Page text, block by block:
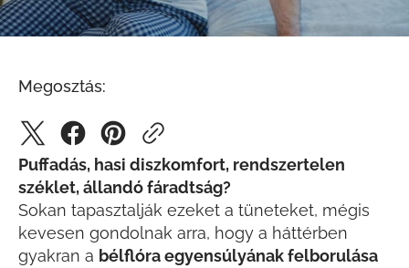
Megosztás:
Puffadás, hasi diszkomfort, rendszertelen
széklet, állandó fáradtság?
Sokan tapasztalják ezeket a tüneteket, mégis
kevesen gondolnak arra, hogy a háttérben
gyakran a bélflóra egyensúlyának felborulása